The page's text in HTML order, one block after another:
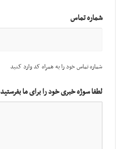
شماره تماس
شماره تماس خود را به همراه کد وارد کنید
لطفا سوژه خبری خود را برای ما بفرستید